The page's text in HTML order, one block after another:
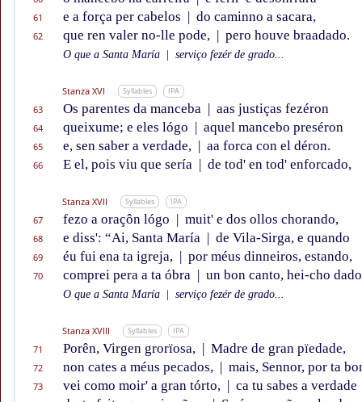
61 e a força per cabelos | do caminno a sacara,
62 que ren valer no-lle pode, | pero houve braadado.
O que a Santa María serviço fezér de grado...
Stanza XVI Syllables IPA
63 Os parentes da manceba | aas justiças fezéron
64 queixume; e eles lógo | aquel mancebo preséron
65 e, sen saber a verdade, | aa forca con el déron.
66 E el, pois viu que sería | de tod' en tod' enforcado,
Stanza XVII Syllables IPA
67 fezo a oraçôn lógo | muit' e dos ollos chorando,
68 e diss': “Ai, Santa María | de Vila-Sirga, e quando
69 éu fui ena ta igreja, | por méus dinneiros, estando,
70 comprei pera a ta óbra | un bon canto, hei-cho
O que a Santa María serviço fezér de grado...
Stanza XVIII Syllables IPA
71 Porên, Virgen grorïosa, | Madre de gran pïedade,
72 non cates a méus pecados, | mais, Sennor, por ta
73 vei como moir' a gran tórto, | ca tu sabes a verdade